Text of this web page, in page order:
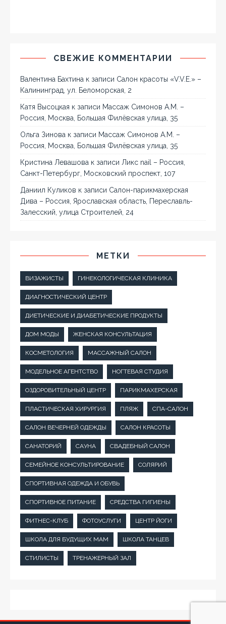
СВЕЖИЕ КОММЕНТАРИИ
Валентина Бахтина к записи Салон красоты «V.V.E.» –
Калининград, ул. Беломорская, 2
Катя Высоцкая к записи Массаж Симонов А.М. –
Россия, Москва, Большая Филёвская улица, 35
Ольга Зинова к записи Массаж Симонов А.М. –
Россия, Москва, Большая Филёвская улица, 35
Кристина Левашова к записи Ликс nail – Россия,
Санкт-Петербург, Московский проспект, 107
Даниил Куликов к записи Салон-парикмахерская
Дива – Россия, Ярославская область, Переславль-
Залесский, улица Строителей, 24
МЕТКИ
ВИЗАЖИСТЫ ГИНЕКОЛОГИЧЕСКАЯ КЛИНИКА
ДИАГНОСТИЧЕСКИЙ ЦЕНТР
ДИЕТИЧЕСКИЕ И ДИАБЕТИЧЕСКИЕ ПРОДУКТЫ
ДОМ МОДЫ ЖЕНСКАЯ КОНСУЛЬТАЦИЯ
КОСМЕТОЛОГИЯ МАССАЖНЫЙ САЛОН
МОДЕЛЬНОЕ АГЕНТСТВО НОГТЕВАЯ СТУДИЯ
ОЗДОРОВИТЕЛЬНЫЙ ЦЕНТР ПАРИКМАХЕРСКАЯ
ПЛАСТИЧЕСКАЯ ХИРУРГИЯ ПЛЯЖ СПА-САЛОН
САЛОН ВЕЧЕРНЕЙ ОДЕЖДЫ САЛОН КРАСОТЫ
САНАТОРИЙ САУНА СВАДЕБНЫЙ САЛОН
СЕМЕЙНОЕ КОНСУЛЬТИРОВАНИЕ СОЛЯРИЙ
СПОРТИВНАЯ ОДЕЖДА И ОБУВЬ
СПОРТИВНОЕ ПИТАНИЕ СРЕДСТВА ГИГИЕНЫ
ФИТНЕС-КЛУБ ФОТОУСЛУГИ ЦЕНТР ЙОГИ
ШКОЛА ДЛЯ БУДУЩИХ МАМ ШКОЛА ТАНЦЕВ
СТИЛИСТЫ ТРЕНАЖЕРНЫЙ ЗАЛ